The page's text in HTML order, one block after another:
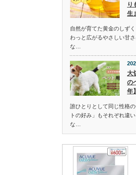
り
生
自然が育てた黄金のしず
わっと広がるやさしい甘
な…
大
の
年
誰ひとりとして同じ性格
トの好み」もそれぞれ違
な…